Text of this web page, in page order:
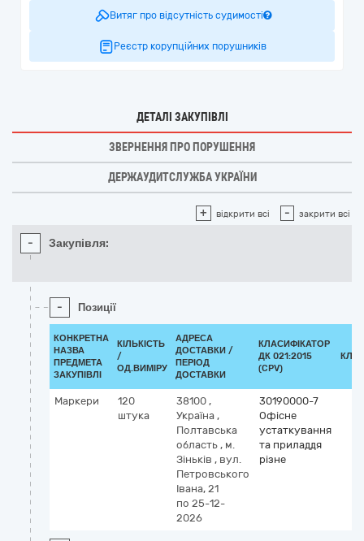
Витяг про відсутність судимості
Реєстр корупційних порушників
ДЕТАЛІ ЗАКУПІВЛІ
ЗВЕРНЕННЯ ПРО ПОРУШЕННЯ
ДЕРЖАУДИТСЛУЖБА УКРАЇНИ
+ відкрити всі - закрити всі
- Закупівля:
- Позиції
КОНКРЕТНА
НАЗВА
ПРЕДМЕТА
ЗАКУПІВЛІ
КІЛЬКІСТЬ
/
ОД.ВИМІРУ
АДРЕСА
ДОСТАВКИ /
ПЕРІОД
ДОСТАВКИ
КЛАСИФІКАТОР
ДК 021:2015
(CPV)
Маркери
120
штука
38100 ,
Україна ,
Полтавська
область , м.
Зіньків , вул.
Петровського
Івана, 21
по 25-12-
2026
30190000-7
Офісне
устаткування
та приладдя
різне